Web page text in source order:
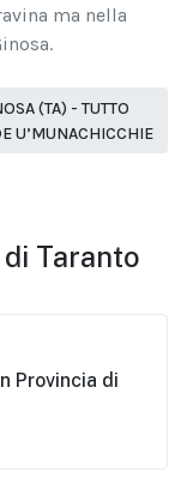
ma nella
(TA) - TUTTO
U’MUNACHICCHIE
Taranto
Provincia di